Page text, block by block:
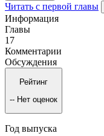
Читать с первой главы
Информация
Главы
17
Комментарии
Обсуждения
Рейтинг
-- Нет оценок
Год выпуска